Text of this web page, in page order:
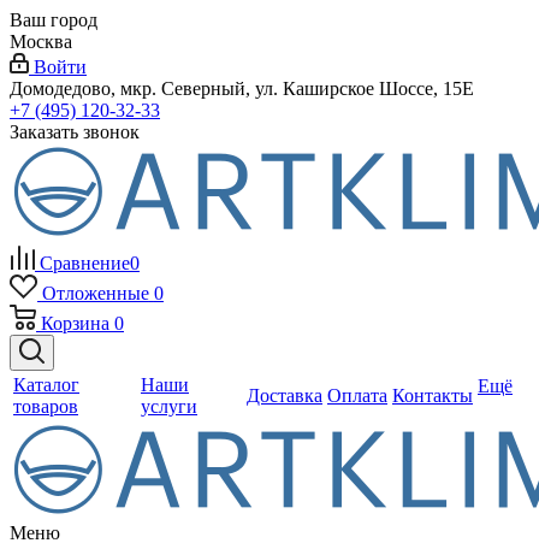
Ваш город
Москва
Войти
Домодедово, мкр. Северный, ул. Каширское Шоссе, 15Е
+7 (495) 120-32-33
Заказать звонок
Сравнение0
Отложенные 0
Корзина 0
Каталог
товаров
Наши
услуги
Доставка Оплата Контакты Ещё
Меню